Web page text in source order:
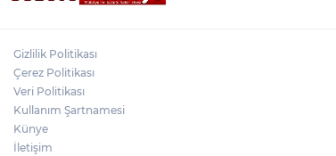
Gizlilik Politikası
Çerez Politikası
Veri Politikası
Kullanım Şartnamesi
Künye
İletişim